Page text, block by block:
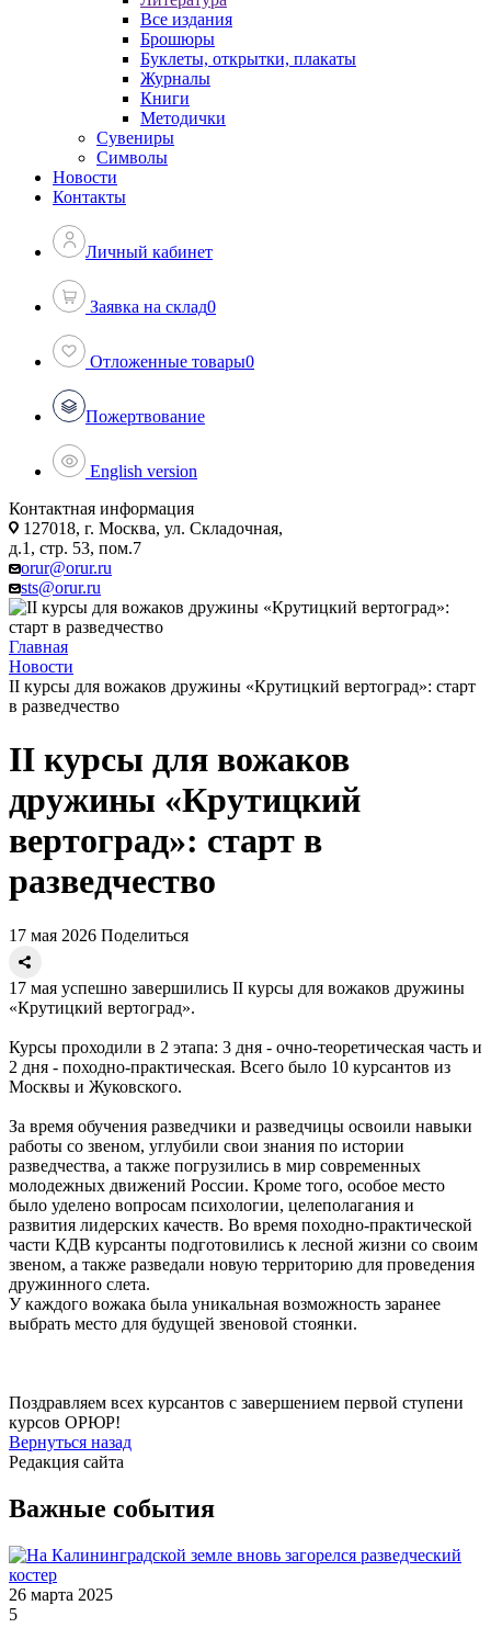
Все издания
Брошюры
Буклеты, открытки, плакаты
Журналы
Книги
Методички
Сувениры
Символы
Новости
Контакты
Личный кабинет
Заявка на склад0
Отложенные товары0
Пожертвование
English version
Контактная информация
127018, г. Москва, ул. Складочная,
д.1, стр. 53, пом.7
orur@orur.ru
sts@orur.ru
Главная
Новости
II курсы для вожаков дружины «Крутицкий вертоград»: старт
в разведчество
II курсы для вожаков
дружины «Крутицкий
вертоград»: старт в
разведчество
17 мая 2026 Поделиться
17 мая успешно завершились II курсы для вожаков дружины
«Крутицкий вертоград».
Курсы проходили в 2 этапа: 3 дня - очно-теоретическая часть и
2 дня - походно-практическая. Всего было 10 курсантов из
Москвы и Жуковского.
За время обучения разведчики и разведчицы освоили навыки
работы со звеном, углубили свои знания по истории
разведчества, а также погрузились в мир современных
молодежных движений России. Кроме того, особое место
было уделено вопросам психологии, целеполагания и
развития лидерских качеств. Во время походно-практической
части КДВ курсанты подготовились к лесной жизни со своим
звеном, а также разведали новую территорию для проведения
дружинного слета.
У каждого вожака была уникальная возможность заранее
выбрать место для будущей звеновой стоянки.
Поздравляем всех курсантов с завершением первой ступени
курсов ОРЮР!
Вернуться назад
Редакция сайта
Важные события
26 марта 2025
5